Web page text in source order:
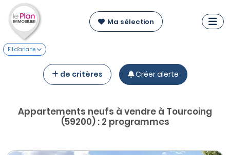
Ma sélection
Fil d'ariane
de critères Créer alerte
Appartements neufs à vendre à Tourcoing
(59200) : 2 programmes